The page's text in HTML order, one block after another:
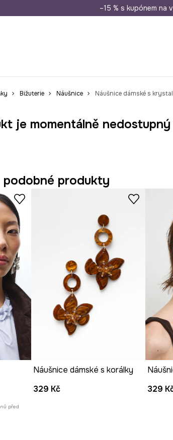
Doprava zdarma při nákupu nad 1
–15 % s kupónem na
Bižuterie Náušnice Náušnice dámské s
je momentálně nedostupný
podobné produkty
před
Náušnice dámské s korálky
329 Kč
329